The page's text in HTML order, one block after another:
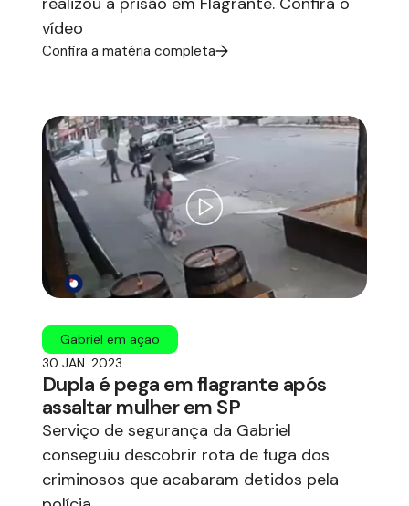
vídeo
Confira a matéria completa
Gabriel em ação
30 JAN. 2023
Dupla é pega em flagrante após
assaltar mulher em SP
Serviço de segurança da Gabriel
conseguiu descobrir rota de fuga dos
criminosos que acabaram detidos pela